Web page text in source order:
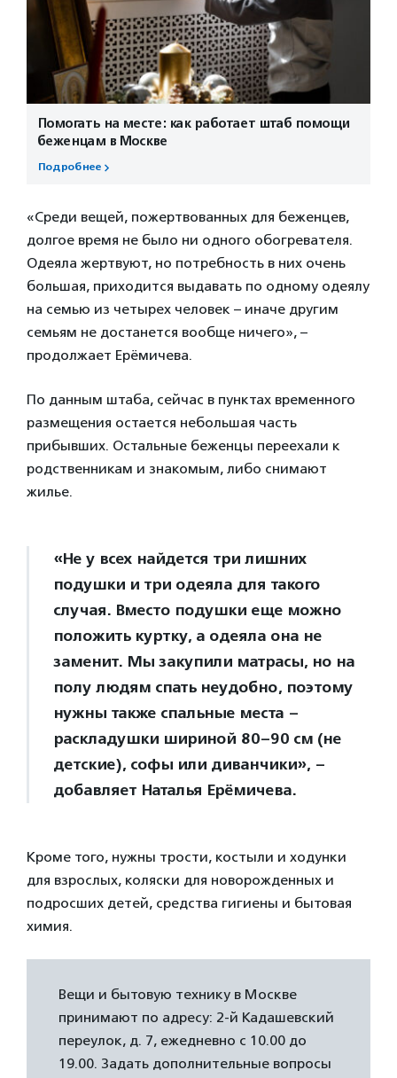
Помогать на месте: как работает штаб помощи
беженцам в Москве
Подробнее
«Среди вещей, пожертвованных для беженцев,
долгое время не было ни одного обогревателя.
Одеяла жертвуют, но потребность в них очень
большая, приходится выдавать по одному одеялу
на семью из четырех человек – иначе другим
семьям не достанется вообще ничего», –
продолжает Ерёмичева.
По данным штаба, сейчас в пунктах временного
размещения остается небольшая часть
прибывших. Остальные беженцы переехали к
родственникам и знакомым, либо снимают
жилье.
«Не у всех найдется три лишних
подушки и три одеяла для такого
случая. Вместо подушки еще можно
положить куртку, а одеяла она не
заменит. Мы закупили матрасы, но на
полу людям спать неудобно, поэтому
нужны также спальные места –
раскладушки шириной 80–90 см (не
детские), софы или диванчики», –
добавляет Наталья Ерёмичева.
Кроме того, нужны трости, костыли и ходунки
для взрослых, коляски для новорожденных и
подросших детей, средства гигиены и бытовая
химия.
Вещи и бытовую технику в Москве
принимают по адресу: 2-й Кадашевский
переулок, д. 7, ежедневно с 10.00 до
19.00. Задать дополнительные вопросы